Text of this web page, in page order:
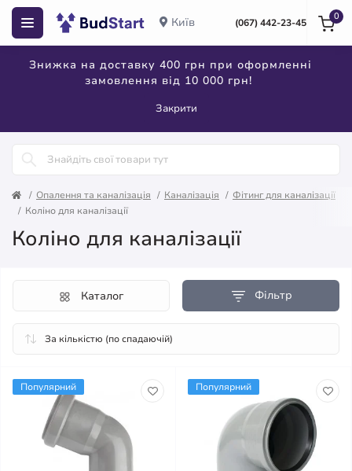
Київ (067) 442-23-45
Знижка на доставку 400 грн при оформленні
замовлення від 10 000 грн!
Закрити
0
Опалення та каналізація Каналізація
Фітинг для каналізації
Коліно для каналізації
Коліно для каналізації
Фільтр
Каталог
Популярний Популярний